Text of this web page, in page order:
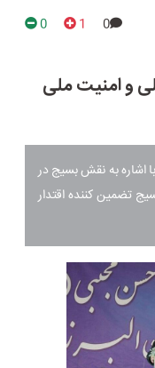
0
1
0
و امنیت ملی
اشاره به نقش بسیج در
تضمین کننده اقتدار